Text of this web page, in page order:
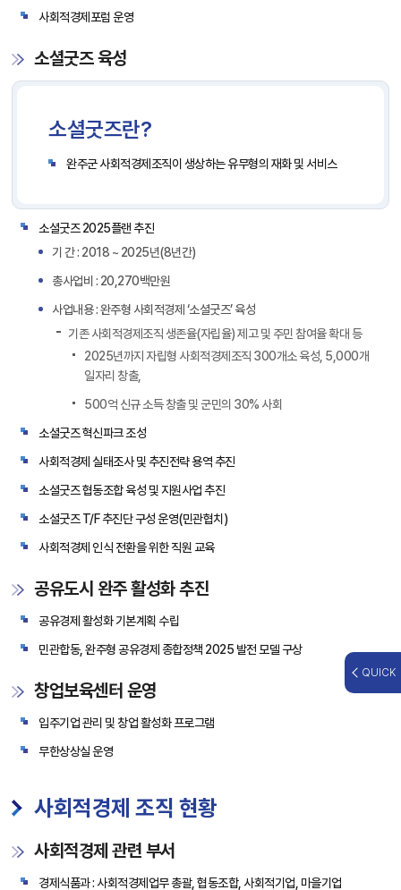
사회적경제포럼 운영
소셜굿즈 육성
소셜굿즈란?
완주군 사회적경제조직이 생상하는 유무형의 재화 및 서비스
소셜굿즈 2025플랜 추진
기 간 : 2018 ~ 2025년(8년간)
총사업비 : 20,270백만원
사업내용 : 완주형 사회적경제 ‘소셜굿즈’ 육성
기존 사회적경제조직 생존율(자립율) 제고 및 주민 참여율 확대 등
2025년까지 자립형 사회적경제조직 300개소 육성, 5,000개
일자리 창출,
500억 신규 소득 창출 및 군민의 30% 사회
소셜굿즈 혁신파크 조성
사회적경제 실태조사 및 추진전략 용역 추진
소셜굿즈 협동조합 육성 및 지원사업 추진
소셜굿즈 T/F 추진단 구성 운영(민관협치)
사회적경제 인식 전환을 위한 직원 교육
공유도시 완주 활성화 추진
공유경제 활성화 기본계획 수립
민관합동, 완주형 공유경제 종합정책 2025 발전 모델 구상
창업보육센터 운영
입주기업 관리 및 창업 활성화 프로그램
무한상상실 운영
사회적경제 조직 현황
사회적경제 관련 부서
경제식품과 : 사회적경제업무 총괄, 협동조합, 사회적기업, 마을기업
QUICK